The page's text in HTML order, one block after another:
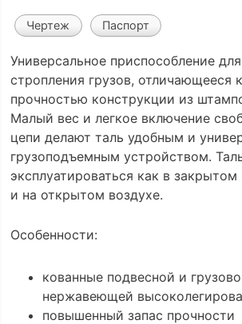
Чертеж Паспорт
Универсальное приспособление
стропления грузов, отличающееся
прочностью конструкции из
Малый вес и легкое включение
цепи делают таль удобным и
грузоподъемным устройством.
эксплуатироваться как в
и на открытом воздухе.
Особенности:
кованные подвесной и
нержавеющей
повышенный запас прочности